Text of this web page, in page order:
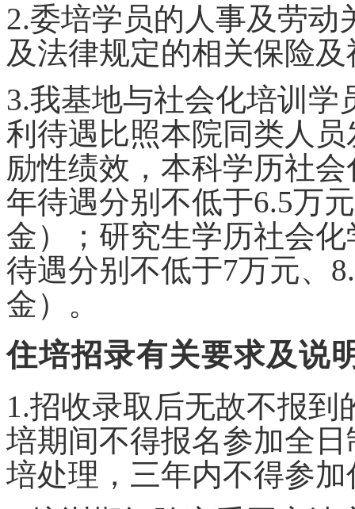
2.委培学员的人事及劳动
及法律规定的相关保险
3.我基地与社会化培训学
利待遇比照本院同类人员
励性绩效 ， 本科学历社会
年待遇分别 不低于6.5万
金）；研究生学历社会化
待遇分别 不低于7万元、
金）。
住培招录有关要求及说
1.招收录取后无故不报
培期间不得报名参加全
培处理，三年内不得参加